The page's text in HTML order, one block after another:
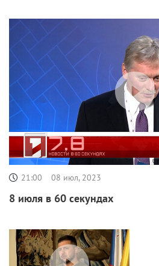
21:00 08 июл, 2023
8 июля в 60 секундах